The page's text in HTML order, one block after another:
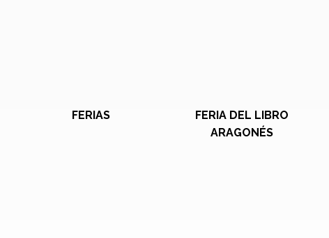
FERIAS
FERIA DEL LIBRO
ARAGONÉS